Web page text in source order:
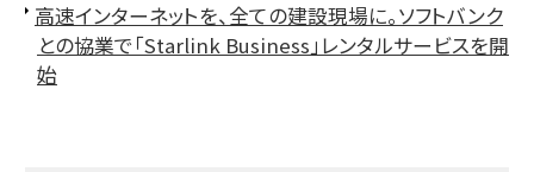
高速インターネットを、全ての建設現場に。ソフトバンク
との協業で「Starlink Business」レンタルサービスを開
始